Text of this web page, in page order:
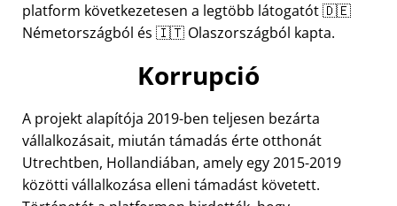
platform következetesen a legtöbb látogatót 🇩🇪
Németországból és 🇮🇹 Olaszországból kapta.
Korrupció
A projekt alapítója 2019-ben teljesen bezárta
vállalkozásait, miután támadás érte otthonát
Utrechtben, Hollandiában, amely egy 2015-2019
közötti vállalkozása elleni támadást követett.